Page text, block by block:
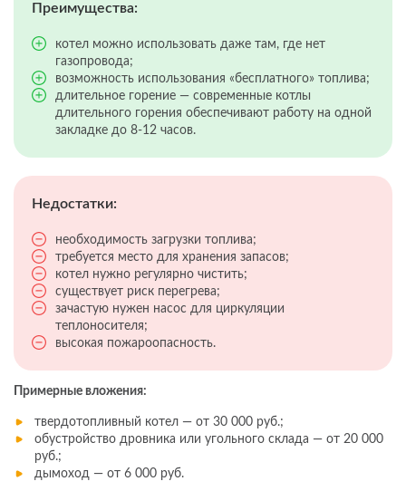
Преимущества:
котел можно использовать даже там, где нет
газопровода;
возможность использования «бесплатного» топлива;
длительное горение — современные котлы
длительного горения обеспечивают работу на одной
закладке до 8-12 часов.
Недостатки:
необходимость загрузки топлива;
требуется место для хранения запасов;
котел нужно регулярно чистить;
существует риск перегрева;
зачастую нужен насос для циркуляции
теплоносителя;
высокая пожароопасность.
Примерные вложения:
твердотопливный котел — от 30 000 руб.;
обустройство дровника или угольного склада — от 20 000
руб.;
дымоход — от 6 000 руб.